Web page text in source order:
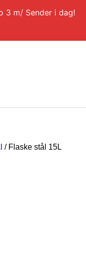
3 m/ Sender i dag!
/ Flaske stål 15L